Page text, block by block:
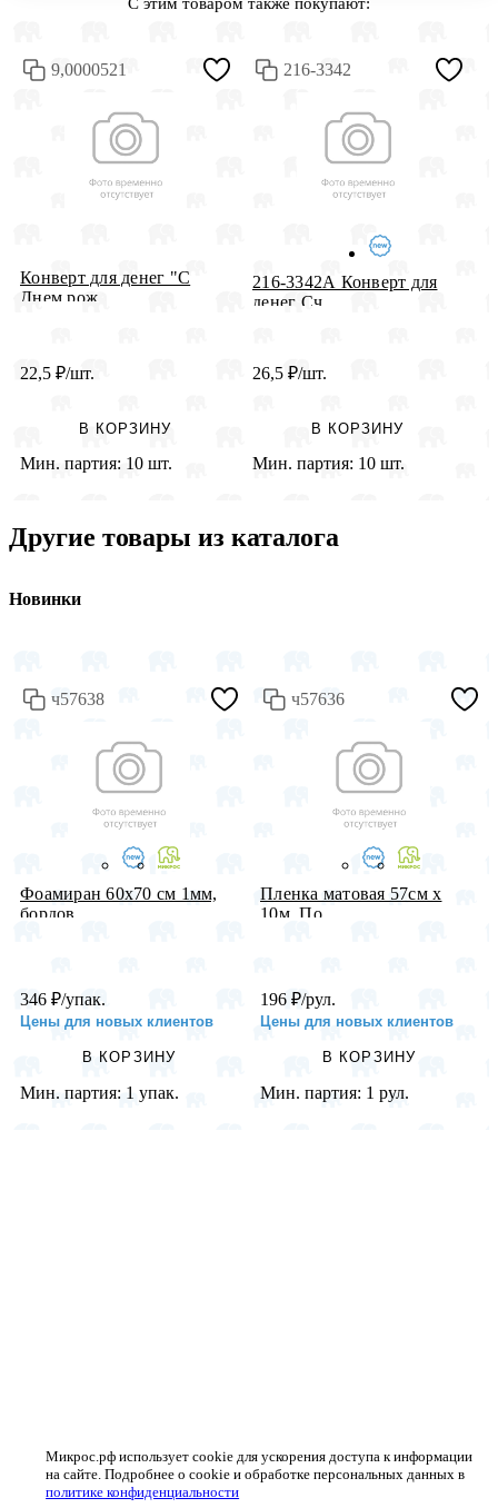
С этим товаром также покупают:
9,0000521
Конверт для денег "С
Днем рож...
22,5 ₽/шт.
В КОРЗИНУ
Мин. партия: 10 шт.
216-3342
216-3342А Конверт для
денег Сч...
26,5 ₽/шт.
В КОРЗИНУ
Мин. партия: 10 шт.
Другие товары из каталога
Новинки
ч57638
Фоамиран 60х70 см 1мм,
бордов...
346 ₽/упак.
Цены для новых клиентов
В КОРЗИНУ
Мин. партия: 1 упак.
ч57636
Пленка матовая 57см х
10м, По...
196 ₽/рул.
Цены для новых клиентов
В КОРЗИНУ
Мин. партия: 1 рул.
Микрос.рф использует cookie для ускорения доступа к информации
на сайте. Подробнее о cookie и обработке персональных данных в
политике конфиденциальности